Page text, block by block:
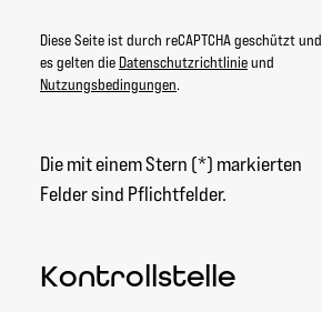
Diese Seite ist durch reCAPTCHA geschützt und
es gelten die Datenschutzrichtlinieund
Nutzungsbedingungen.
Die mit einem Stern (*) markierten
Felder sind Pflichtfelder.
Kontrollstelle